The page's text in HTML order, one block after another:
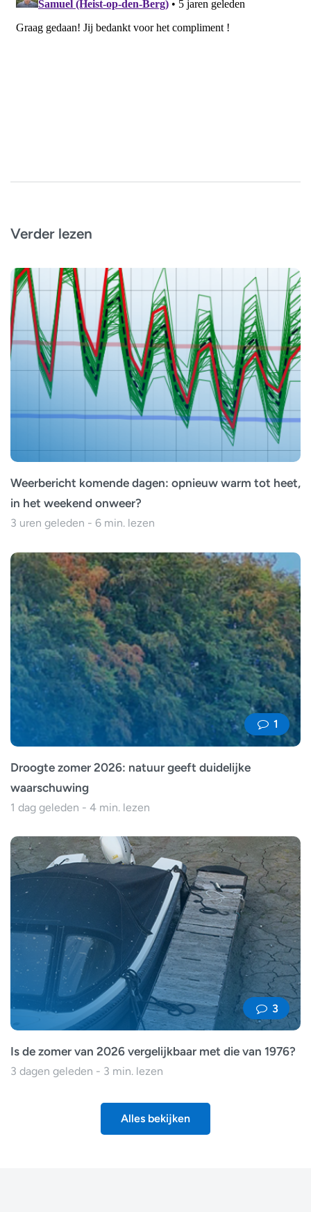
Verder lezen
Weerbericht komende dagen: opnieuw warm tot heet,
in het weekend onweer?
3 uren geleden - 6 min. lezen
1
Droogte zomer 2026: natuur geeft duidelijke
waarschuwing
1 dag geleden - 4 min. lezen
3
Is de zomer van 2026 vergelijkbaar met die van 1976?
3 dagen geleden - 3 min. lezen
Alles bekijken